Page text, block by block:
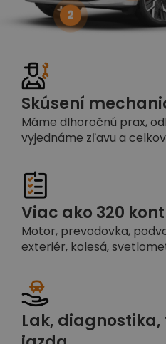
Skúsení
Máme dlhoročnú prax,
vyjednáme zľavu a
Viac ako 320
Motor, prevodovka,
exteriér, kolesá,
Lak,
2